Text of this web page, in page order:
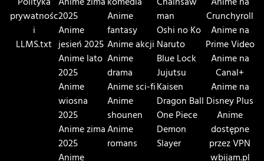
prywatnośc
i
LLMS.txt
2025
Anime
jesień 2025
Anime lato
2025
Anime
wiosna
2025
Anime zima
2025
Anime
fantasy
Anime akcji
Anime
drama
Anime sci-fi
Anime
shounen
Anime
romans
man
Oshi no Ko
Naruto
Blue Lock
Jujutsu
Kaisen
Dragon Ball
One Piece
Demon
Slayer
Crunchyroll
Anime na
Prime Video
Anime na
Canal+
Anime na
Disney Plus
Anime
dostępne
przez VPN